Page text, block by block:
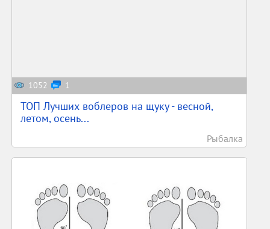
1052 1
ТОП Лучших воблеров на щуку - весной,
летом, осень...
Рыбалка